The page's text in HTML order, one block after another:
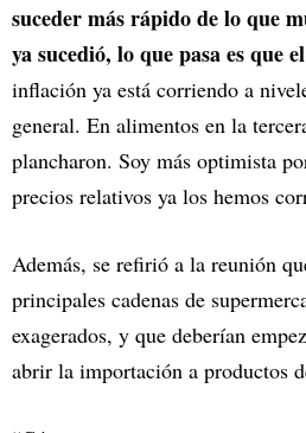
suceder más rápido de lo que
ya sucedió, lo que pasa es que
inflación ya está corriendo a
general. En alimentos en la
plancharon. Soy más optimista
precios relativos ya los hemos
Además, se refirió a la reunión
principales cadenas de
exagerados, y que deberían
abrir la importación a productos